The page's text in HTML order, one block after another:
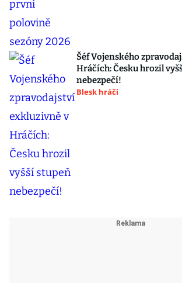
Šéf Vojenského
Hráčích: Česku hrozil
nebezpečí!
Blesk hráči